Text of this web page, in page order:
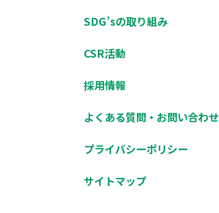
SDG’sの取り組み
CSR活動
採用情報
よくある質問・お問い合わせ
プライバシーポリシー
サイトマップ